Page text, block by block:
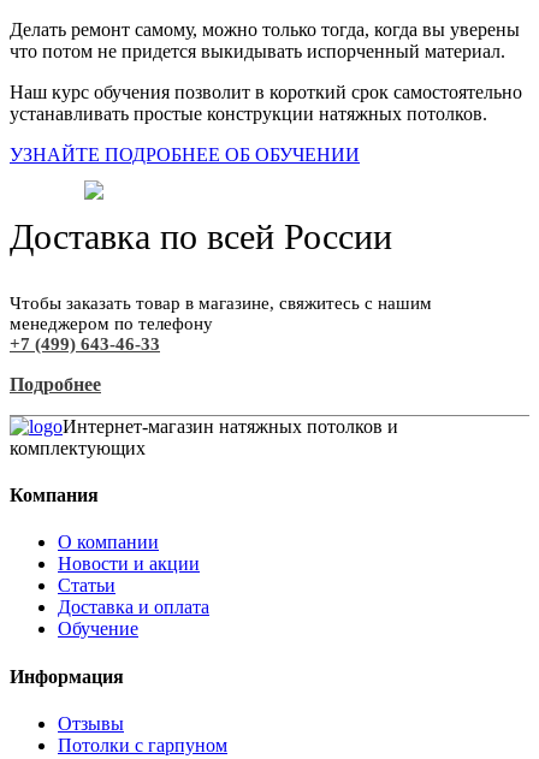
Делать ремонт самому, можно только тогда, когда вы уверены
что потом не придется выкидывать испорченный материал.
Наш курс обучения позволит в короткий срок самостоятельно
устанавливать простые конструкции натяжных потолков.
УЗНАЙТЕ ПОДРОБНЕЕ ОБ ОБУЧЕНИИ
Доставка по всей России
Чтобы заказать товар в магазине, свяжитесь с нашим
менеджером по телефону
+7 (499) 643-46-33
Подробнее
Интернет-магазин натяжных потолков и
комплектующих
Компания
О компании
Новости и акции
Статьи
Доставка и оплата
Обучение
Информация
Отзывы
Потолки с гарпуном